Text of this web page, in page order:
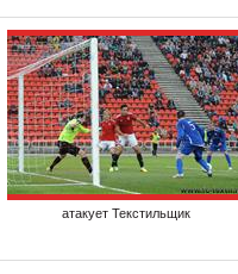
атакует Текстильщик